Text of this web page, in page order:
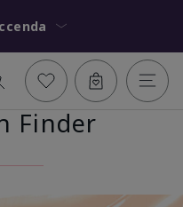
Faccenda
Finder